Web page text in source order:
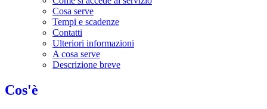
Cosa serve
Tempi e scadenze
Contatti
Ulteriori informazioni
A cosa serve
Descrizione breve
Cos'è